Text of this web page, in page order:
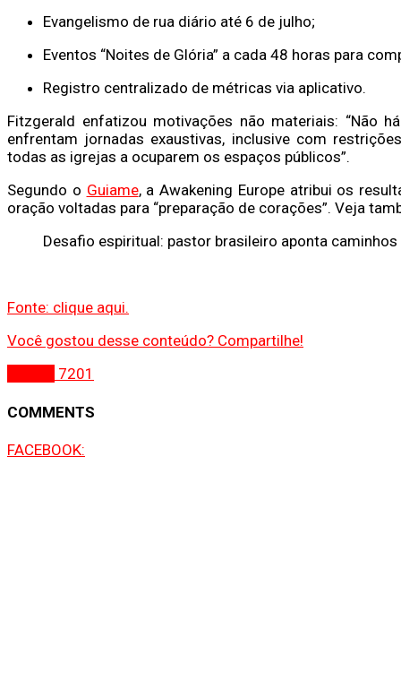
Evangelismo de rua diário até 6 de julho;
Eventos “Noites de Glória” a cada 48 horas para
Registro centralizado de métricas via aplicativo.
Fitzgerald enfatizou motivações não materiais: “Não
enfrentam jornadas exaustivas, inclusive com
todas as igrejas a ocuparem os espaços públicos”.
Segundo o Guiame, a Awakening Europe atribui os
oração voltadas para “preparação de corações”. Veja
Desafio espiritual: pastor brasileiro aponta caminhos
Fonte: clique aqui.
Você gostou desse conteúdo? Compartilhe!
7201
COMMENTS
FACEBOOK: